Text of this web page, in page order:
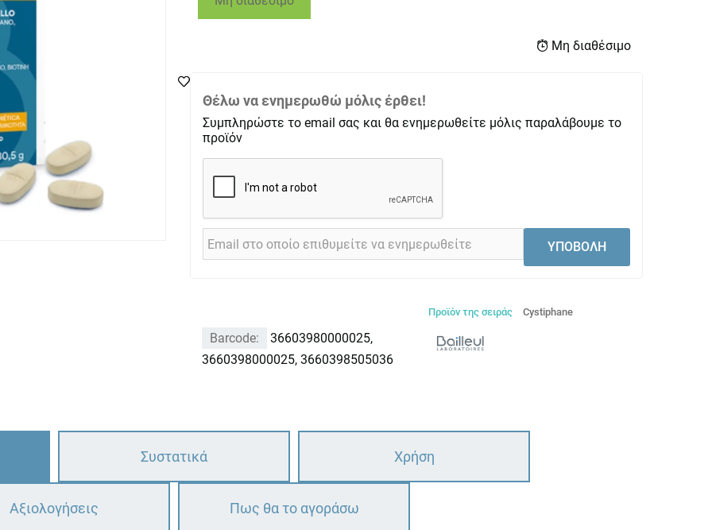
Μη διαθέσιμο
Θέλω να ενημερωθώ μόλις έρθει!
Συμπληρώστε το email σας και θα ενημερωθείτε μόλις παραλάβουμε το
προϊόν
ΥΠΟΒΟΛΗ
Barcode:
36603980000025,
3660398000025, 3660398505036
Προϊόν της σειράς Cystiphane
Συστατικά Χρήση
Αξιολογήσεις Πως θα το αγοράσω